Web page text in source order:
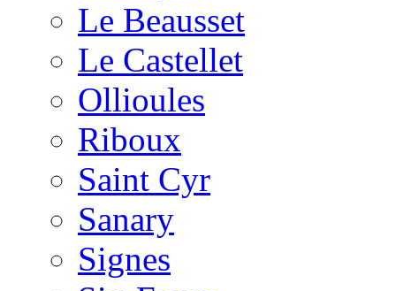
Le Beausset
Le Castellet
Ollioules
Riboux
Saint Cyr
Sanary
Signes